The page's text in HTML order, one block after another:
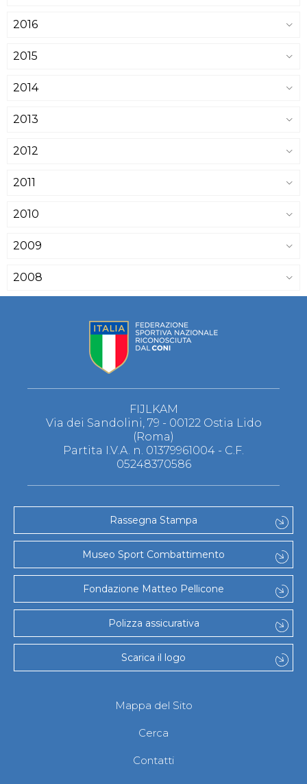
2016
2015
2014
2013
2012
2011
2010
2009
2008
FIJLKAM
Via dei Sandolini, 79 - 00122 Ostia Lido
(Roma)
Partita I.V.A. n. 01379961004 - C.F.
05248370586
Rassegna Stampa
Museo Sport Combattimento
Fondazione Matteo Pellicone
Polizza assicurativa
Scarica il logo
Mappa del Sito
Cerca
Contatti